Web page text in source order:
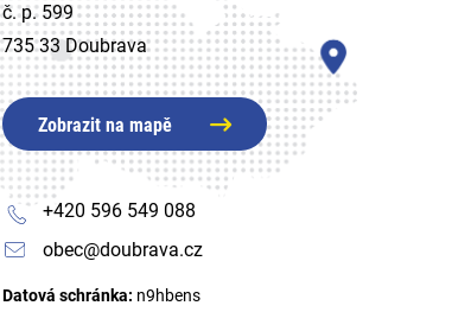
č. p. 599
735 33 Doubrava
Zobrazit na mapě
+420 596 549 088
obec@doubrava.cz
Datová schránka: n9hbens